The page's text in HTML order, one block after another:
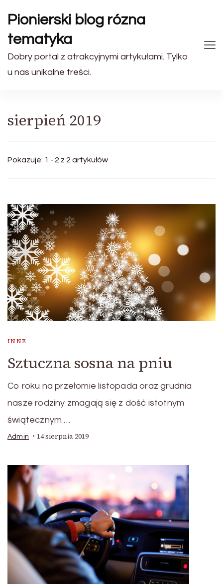
Pionierski blog rózna
tematyka
Dobry portal z atrakcyjnymi artykułami. Tylko
u nas unikalne treści.
sierpień 2019
Pokazuje: 1 - 2 z 2 artykułów
INNE
Sztuczna sosna na pniu
Co roku na przełomie listopada oraz grudnia
nasze rodziny zmagają się z dość istotnym
świątecznym …
Admin 14 sierpnia 2019